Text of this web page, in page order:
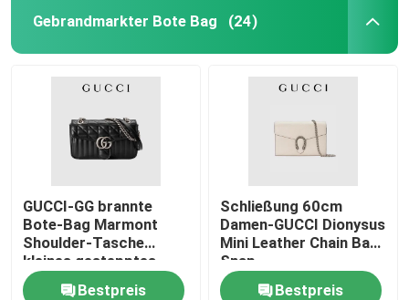
Gebrandmarkter Bote Bag (24)
GUCCI-GG brannte
Bote-Bag Marmont
Shoulder-Tasche
kleines gestepptes
Leder ein
Bestpreis
Schließung 60cm
Damen-GUCCI Dionysus
Mini Leather Chain Bag
Snap
Bestpreis